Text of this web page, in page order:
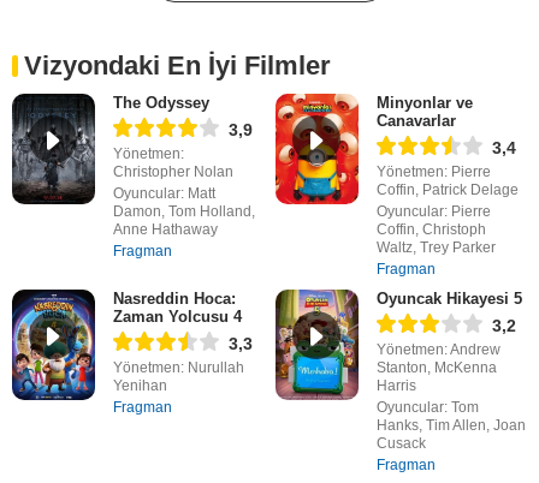
Vizyondaki En İyi Filmler
The Odyssey
3,9
Yönetmen:
Christopher Nolan
Oyuncular: Matt
Damon, Tom Holland,
Anne Hathaway
Fragman
Minyonlar ve
Canavarlar
3,4
Yönetmen: Pierre
Coffin, Patrick Delage
Oyuncular: Pierre
Coffin, Christoph
Waltz, Trey Parker
Fragman
Nasreddin Hoca:
Zaman Yolcusu 4
3,3
Yönetmen: Nurullah
Yenihan
Fragman
Oyuncak Hikayesi 5
3,2
Yönetmen: Andrew
Stanton, McKenna
Harris
Oyuncular: Tom
Hanks, Tim Allen, Joan
Cusack
Fragman